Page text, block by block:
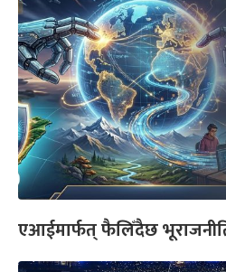
एआईमार्फत् फैलिँदैछ